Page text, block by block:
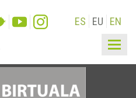
ES EU EN